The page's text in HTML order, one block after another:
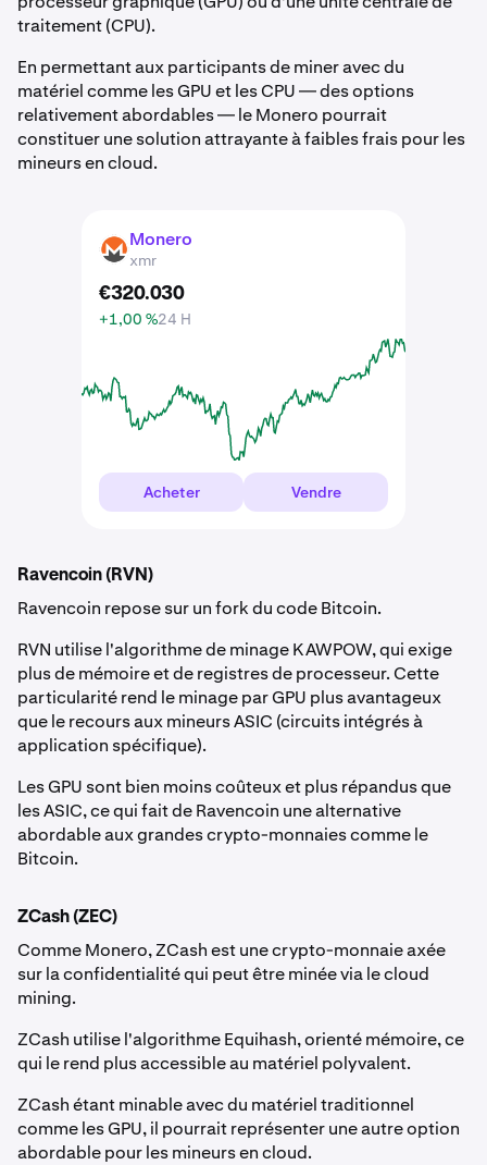
traitement (CPU).
En permettant aux participants de miner avec du
matériel comme les GPU et les CPU — des options
relativement abordables — le Monero pourrait
constituer une solution attrayante à faibles frais pour les
mineurs en cloud.
XMR Monero
xmr
€320.030
+1,00 %24 H
Acheter Vendre
Ravencoin (RVN)
Ravencoin repose sur un fork du code Bitcoin.
RVN utilise l'algorithme de minage KAWPOW, qui exige
plus de mémoire et de registres de processeur. Cette
particularité rend le minage par GPU plus avantageux
que le recours aux mineurs ASIC (circuits intégrés à
application spécifique).
Les GPU sont bien moins coûteux et plus répandus que
les ASIC, ce qui fait de Ravencoin une alternative
abordable aux grandes crypto-monnaies comme le
Bitcoin.
ZCash (ZEC)
Comme Monero, ZCash est une crypto-monnaie axée
sur la confidentialité qui peut être minée via le cloud
mining.
ZCash utilise l'algorithme Equihash, orienté mémoire, ce
qui le rend plus accessible au matériel polyvalent.
ZCash étant minable avec du matériel traditionnel
comme les GPU, il pourrait représenter une autre option
abordable pour les mineurs en cloud.